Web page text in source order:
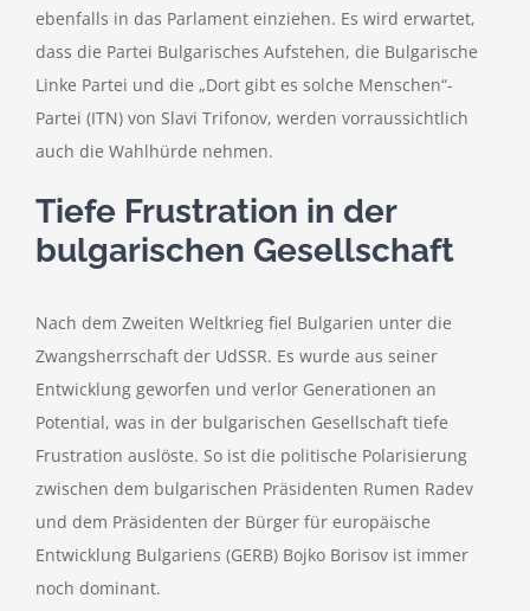
ebenfalls in das Parlament einziehen. Es wird erwartet,
dass die Partei Bulgarisches Aufstehen, die Bulgarische
Linke Partei und die „Dort gibt es solche Menschen“-
Partei (ITN) von Slavi Trifonov, werden vorraussichtlich
auch die Wahlhürde nehmen.
Tiefe Frustration in der
bulgarischen Gesellschaft
Nach dem Zweiten Weltkrieg fiel Bulgarien unter die
Zwangsherrschaft der UdSSR. Es wurde aus seiner
Entwicklung geworfen und verlor Generationen an
Potential, was in der bulgarischen Gesellschaft tiefe
Frustration auslöste. So ist die politische Polarisierung
zwischen dem bulgarischen Präsidenten Rumen Radev
und dem Präsidenten der Bürger für europäische
Entwicklung Bulgariens (GERB) Bojko Borisov ist immer
noch dominant.